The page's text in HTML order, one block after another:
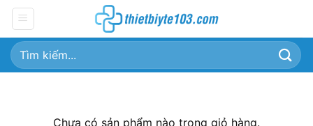
Chuyển
đến
nội
dung
Tìm
kiếm:
Chưa có sản phẩm nào trong giỏ hàng.